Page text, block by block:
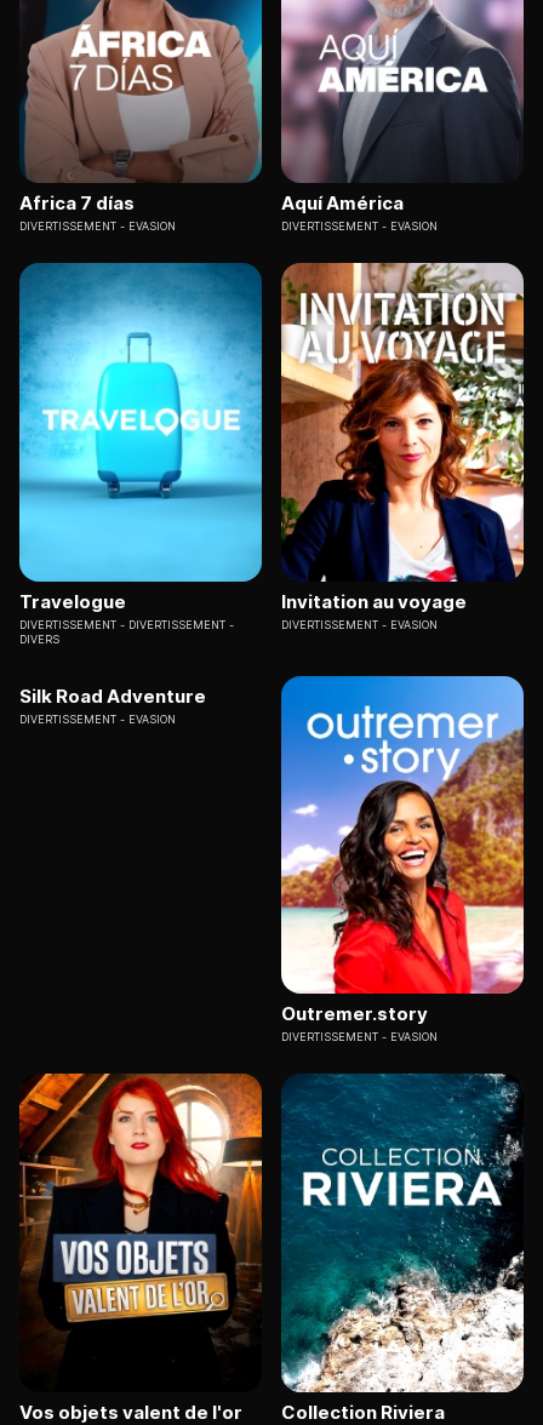
Africa 7 días
DIVERTISSEMENT EVASION
Aquí América
DIVERTISSEMENT EVASION
Travelogue
DIVERTISSEMENT
DIVERTISSEMENT -
DIVERS
Invitation au voyage
DIVERTISSEMENT EVASION
Silk Road Adventure
DIVERTISSEMENT EVASION
Outremer.story
DIVERTISSEMENT EVASION
Vos objets valent de l'or Collection Riviera